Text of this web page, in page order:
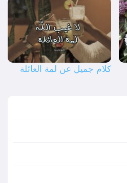
كلام جميل عن لمة العائلة